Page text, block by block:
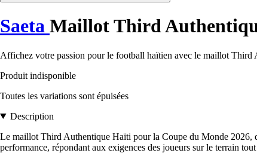
Saeta Maillot Third
Affichez votre passion pour le football haïtien avec le maillot
Produit indisponible
Toutes les variations sont épuisées
Description
Le maillot Third Authentique Haïti pour la Coupe du Monde 2026,
performance, répondant aux exigences des joueurs sur le terrain